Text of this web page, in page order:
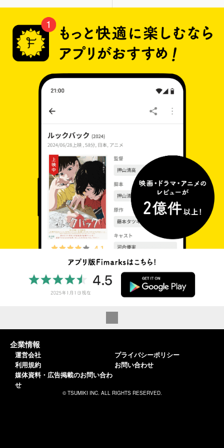
企業情報
運営会社
利用規約
媒体資料・広告掲載のお問い合わ
せ
プライバシーポリシー
お問い合わせ
© TSUMIKI INC. ALL RIGHTS RESERVED.